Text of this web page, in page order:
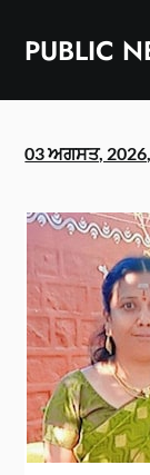
contentPUBLIC
03 ਅਗਸਤ,